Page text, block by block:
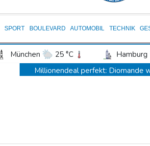
SPORT BOULEVARD AUTOMOBIL TECHNIK
München 25 °C Hamburg
Potsdam 27 °C
Millionendeal perfekt: Diomande
Böden in Deutschland ähnlich
Mutter mit 71 Stichen getötet